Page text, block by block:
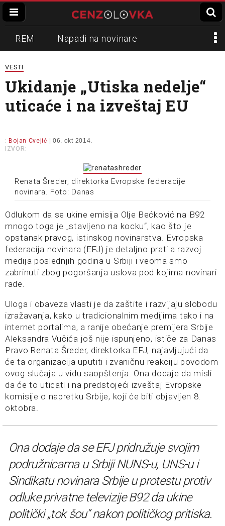
REM Napadi na novinare
Zvučni top
Propaganda Lokalni mediji
Informer Slavko Ćuruvija
VESTI
Ukidanje „Utiska nedelje“
uticaće i na izveštaj EU
: Bojan Cvejić | 06. okt 2014.
IZVOR:
Renata Šreder, direktorka Evropske federacije
novinara. Foto: Danas
Odlukom da se ukine emisija Olje Bećković na B92
mnogo toga je „stavljeno na kocku“, kao što je
opstanak pravog, istinskog novinarstva. Evropska
federacija novinara (EFJ) je detaljno pratila razvoj
medija poslednjih godina u Srbiji i veoma smo
zabrinuti zbog pogoršanja uslova pod kojima novinari
rade.
Uloga i obaveza vlasti je da zaštite i razvijaju slobodu
izražavanja, kako u tradicionalnim medijima tako i na
internet portalima, a ranije obećanje premijera Srbije
Aleksandra Vučića još nije ispunjeno, ističe za Danas
Pravo Renata Šreder, direktorka EFJ, najavljujući da
će ta organizacija uputiti i zvaničnu reakciju povodom
ovog slučaja u vidu saopštenja. Ona dodaje da misli
da će to uticati i na predstojeći izveštaj Evropske
komisije o napretku Srbije, koji će biti objavljen 8.
oktobra.
Ona dodaje da se EFJ pridružuje svojim
podružnicama u Srbiji NUNS-u, UNS-u i
Sindikatu novinara Srbije u protestu protiv
odluke privatne televizije B92 da ukine
politički „tok šou“ nakon političkog pritiska.